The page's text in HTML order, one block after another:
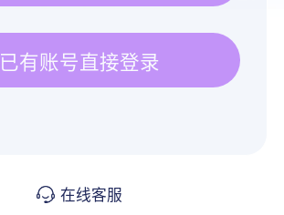
已有账号直接登录
在线客服